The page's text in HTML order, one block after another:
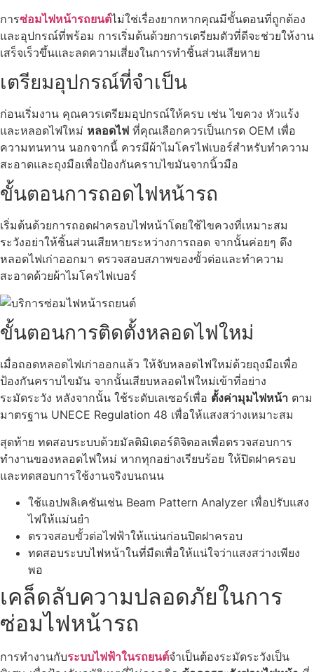
การซ่อมไฟหน้ารถยนต์ไม่ใช่เรื่องยากหากคุณมีขั้นตอนที่ถูกต้อง
และอุปกรณ์ที่พร้อม การเริ่มต้นด้วยการเตรียมตัวที่ดีจะช่วยให้งาน
เสร็จเร็วขึ้นและลดความเสี่ยงในการทำชิ้นส่วนเสียหาย
เตรียมอุปกรณ์ที่จำเป็น
ก่อนเริ่มงาน คุณควรเตรียมอุปกรณ์ให้ครบ เช่น ไขควง หัวแร้ง
และหลอดไฟใหม่ หลอดไฟ ที่คุณเลือกควรเป็นเกรด OEM เพื่อ
ความทนทาน นอกจากนี้ ควรมีผ้าไมโครไฟเบอร์สำหรับทำความ
สะอาดและถุงมือเพื่อป้องกันคราบไขมันจากนิ้วมือ
ขั้นตอนการถอดไฟหน้ารถ
เริ่มต้นด้วยการถอดฝาครอบไฟหน้าโดยใช้ไขควงที่เหมาะสม
ระวังอย่าให้ชิ้นส่วนเสียหายระหว่างการถอด จากนั้นค่อยๆ ดึง
หลอดไฟเก่าออกมา ตรวจสอบสภาพของขั้วต่อและทำความ
สะอาดด้วยผ้าไมโครไฟเบอร์
ขั้นตอนการติดตั้งหลอดไฟใหม่
เมื่อถอดหลอดไฟเก่าออกแล้ว ให้จับหลอดไฟใหม่ด้วยถุงมือเพื่อ
ป้องกันคราบไขมัน จากนั้นเสียบหลอดไฟใหม่เข้าที่อย่าง
ระมัดระวัง หลังจากนั้น ใช้ระดับเลเซอร์เพื่อ ตั้งค่ามุมไฟหน้า ตาม
มาตรฐาน UNECE Regulation 48 เพื่อให้แสงสว่างเหมาะสม
สุดท้าย ทดสอบระบบด้วยมัลติมิเตอร์ดิจิตอลเพื่อตรวจสอบการ
ทำงานของหลอดไฟใหม่ หากทุกอย่างเรียบร้อย ให้ปิดฝาครอบ
และทดสอบการใช้งานจริงบนถนน
ใช้แอปพลิเคชันเช่น Beam Pattern Analyzer เพื่อปรับแสง
ไฟให้แม่นยำ
ตรวจสอบขั้วต่อไฟฟ้าให้แน่นก่อนปิดฝาครอบ
ทดสอบระบบไฟหน้าในที่มืดเพื่อให้แน่ใจว่าแสงสว่างเพียง
พอ
เคล็ดลับความปลอดภัยในการ
ซ่อมไฟหน้ารถ
การทำงานกับระบบไฟฟ้าในรถยนต์จำเป็นต้องระมัดระวังเป็น